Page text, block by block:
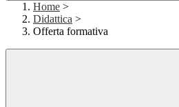
Home >
Didattica >
Offerta formativa